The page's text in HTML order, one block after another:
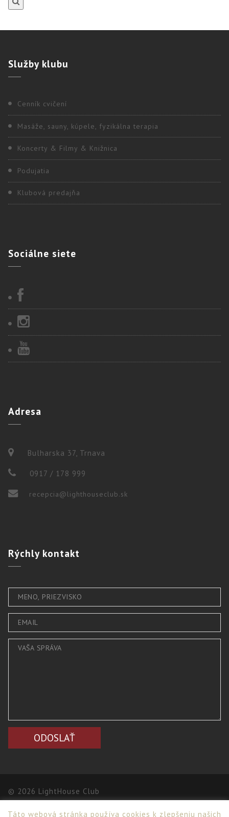
Službyklubu
Cenník cvičení
Masáže, sauny, kúpele, fyzikálna terapia
Koncerty & Filmy & Knižnica
Podujatia
Klubová predajňa
Sociálne siete
Adresa
Bulharska 37, Trnava
0917 / 178 999
recepcia@lighthouseclub.sk
Rýchlykontakt
© 2026 LightHouse Club
Táto webová stránka používa cookies k zlepšeniu našich